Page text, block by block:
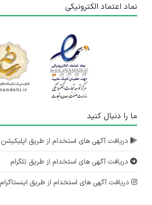
نماد اعتماد الکترونیکی
ما را دنبال کنید
دریافت آگهی های استخدام از طریق اپلیکیشن
دریافت آگهی های استخدام از طریق تلگرام
دریافت آگهی های استخدام از طریق اینستاگرام